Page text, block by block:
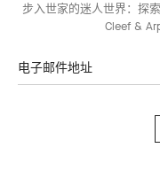
步入世家的迷人世界：探
Cleef &
电子邮件地址